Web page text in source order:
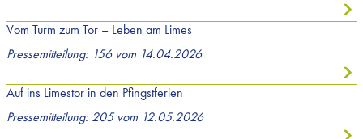
Vom Turm zum Tor – Leben am Limes
Pressemitteilung: 156 vom 14.04.2026
Auf ins Limestor in den Pfingstferien
Pressemitteilung: 205 vom 12.05.2026